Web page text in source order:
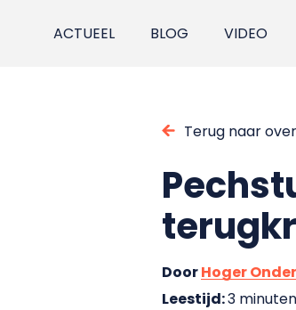
ACTUEEL BLOG VIDEO
Terug naar
DoorHoger
Leestijd:3 minuten